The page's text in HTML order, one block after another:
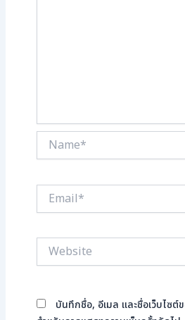
Name*
Email*
Website
บันทึกชื่อ, อีเมล และชื่อเว็บไซต์